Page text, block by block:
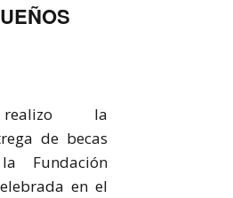
realizo la
de becas
Fundación
en el